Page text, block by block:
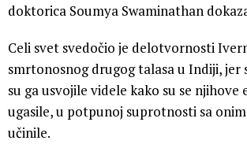
doktorica Soumya Swaminathan
Celi svet svedočio je delotvornosti
smrtonosnog drugog talasa u Indiji, jer
su ga usvojile videle kako su se njihove
ugasile, u potpunoj suprotnosti sa
učinile.